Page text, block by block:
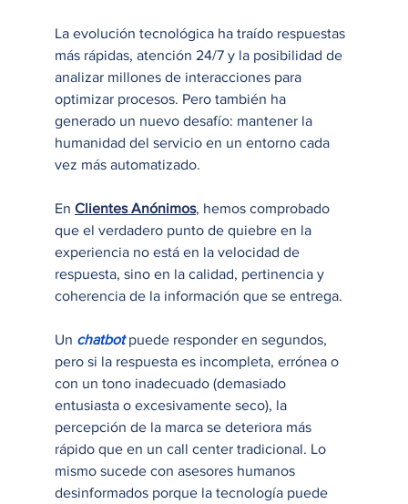
La evolución tecnológica ha traído respuestas
más rápidas, atención 24/7 y la posibilidad de
analizar millones de interacciones para
optimizar procesos. Pero también ha
generado un nuevo desafío: mantener la
humanidad del servicio en un entorno cada
vez más automatizado.
En Clientes Anónimos, hemos comprobado
que el verdadero punto de quiebre en la
experiencia no está en la velocidad de
respuesta, sino en la calidad, pertinencia y
coherencia de la información que se entrega.
Un chatbot puede responder en segundos,
pero si la respuesta es incompleta, errónea o
con un tono inadecuado (demasiado
entusiasta o excesivamente seco), la
percepción de la marca se deteriora más
rápido que en un call center tradicional. Lo
mismo sucede con asesores humanos
desinformados porque la tecnología puede